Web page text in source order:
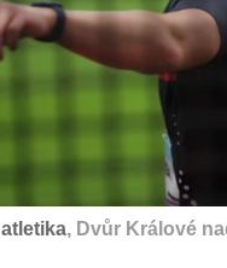
atletika, Dvůr Králové